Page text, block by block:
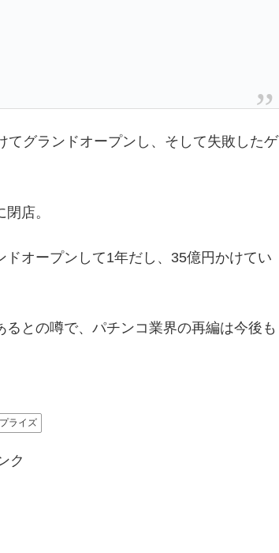
グランドオープンし、そして失敗したゲ
店。
オープンして1年だし、35億円かけてい
との噂で、パチンコ業界の再編は今後も
ライズ
ク